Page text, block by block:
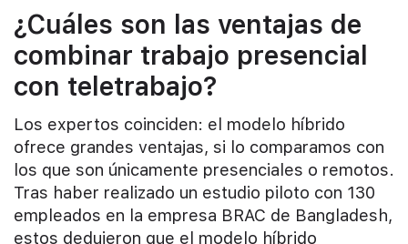
¿Cuáles son las ventajas de
combinar trabajo presencial
con teletrabajo?
Los expertos coinciden: el modelo híbrido
ofrece grandes ventajas, si lo comparamos con
los que son únicamente presenciales o remotos.
Tras haber realizado un estudio piloto con 130
empleados en la empresa BRAC de Bangladesh,
estos dedujeron que el modelo híbrido